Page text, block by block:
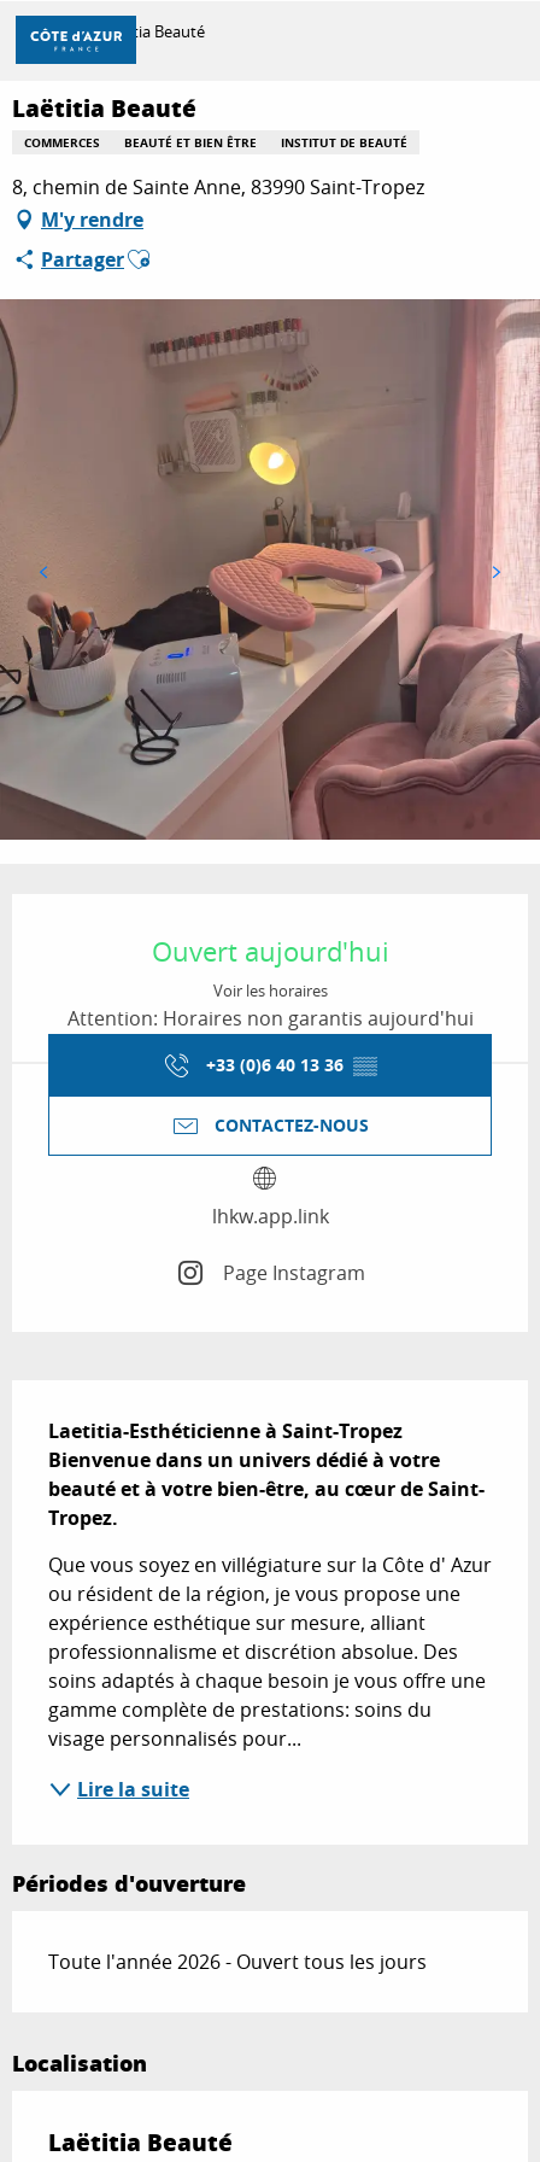
Aller
contenu
principal
DÉCOUVRIR
À FAIRE
SÉJOURNER
Accueil Laëtitia Beauté
Laëtitia Beauté
COMMERCES BEAUTÉ ET BIEN ÊTRE INSTITUT DE BEAUTÉ
8, chemin de Sainte Anne, 83990 Saint-Tropez
M'y rendre
PartagerAjouter aux favoris
Ouvert aujourd'hui
Voir les horaires
Attention: Horaires non garantis aujourd'hui
+33 (0)6 40 13 36 ▒▒
CONTACTEZ-NOUS
lhkw.app.link
Page Instagram
Laetitia-Esthéticienne à Saint-Tropez
Bienvenue dans un univers dédié à votre
beauté et à votre bien-être, au cœur de Saint-
Tropez.
Que vous soyez en villégiature sur la Côte d' Azur
ou résident de la région, je vous propose une
expérience esthétique sur mesure, alliant
professionnalisme et discrétion absolue. Des
soins adaptés à chaque besoin je vous offre une
gamme complète de prestations: soins du
visage personnalisés pour...
Lire la suite
Périodes d'ouverture
Toute l'année 2026 - Ouvert tous les jours
Localisation
Laëtitia Beauté